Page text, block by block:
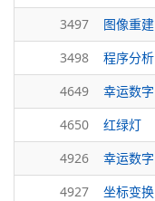
3497 图像重建
3498 程序分析
4649 幸运数字
4650 红绿灯
4926 幸运数字
4927 坐标变换